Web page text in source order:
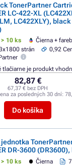
TonerPartner
LC-422-XL
LC422XLY),
10 ks
Čierna +
strán
0,92
82,87 €
67,37 € bez DPH
za posledných 30 dní:
Do košíka
tlačiarne je produkt
DR-3600
10 ks Čierna